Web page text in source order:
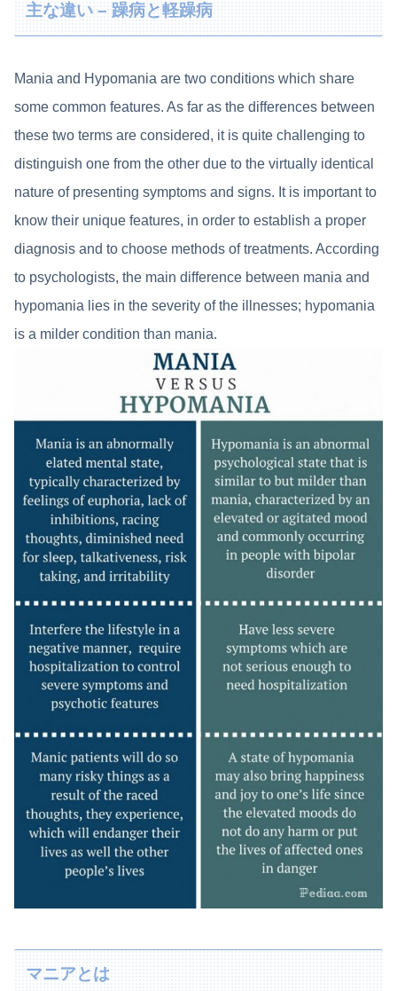
主な違い – 躁病と軽躁病
Mania and Hypomania are two conditions which share
some common features. As far as the differences between
these two terms are considered, it is quite challenging to
distinguish one from the other due to the virtually identical
nature of presenting symptoms and signs. It is important to
know their unique features, in order to establish a proper
diagnosis and to choose methods of treatments. According
to psychologists, the main difference between mania and
hypomania lies in the severity of the illnesses; hypomania
is a milder condition than mania.
マニアとは